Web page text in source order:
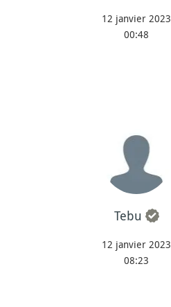
12 janvier 2023
00:48
Tebu
12 janvier 2023
08:23